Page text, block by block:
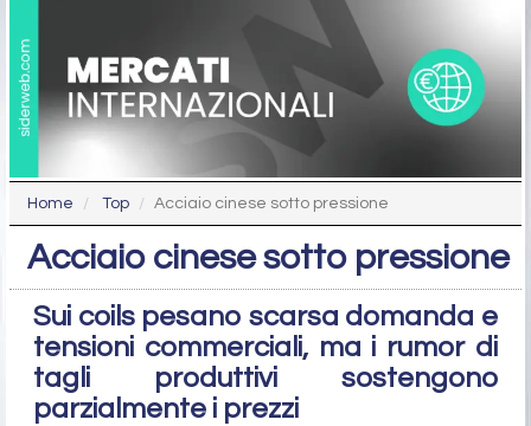
Home Top Acciaio cinese sotto pressione
Acciaio cinese sotto pressione
Sui coils pesano scarsa domanda e
tensioni commerciali, ma i rumor di
tagli produttivi sostengono
parzialmente i prezzi